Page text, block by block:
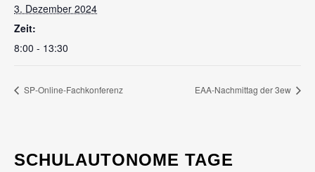
3. Dezember 2024
Zeit:
8:00 - 13:30
SP-Online-Fachkonferenz EAA-Nachmittag der 3ew
SCHULAUTONOME TAGE